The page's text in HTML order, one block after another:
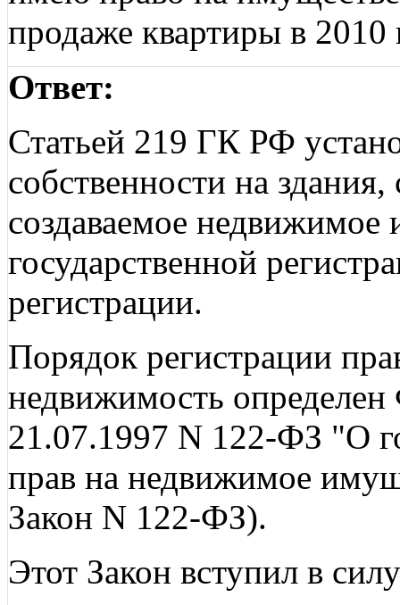
продаже квартиры в 2010
Ответ:
Статьей 219 ГК РФ
собственности на
создаваемое
государственной
регистрации.
Порядок регистрации
недвижимость
21.07.1997 N 122-ФЗ "О
прав на недвижимое
Закон N 122-ФЗ).
Этот Закон вступил в